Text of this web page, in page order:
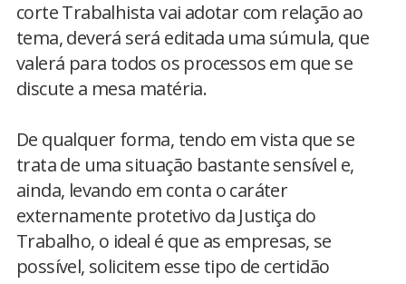
corte Trabalhista vai adotar com relação ao
tema, deverá será editada uma súmula, que
valerá para todos os processos em que se
discute a mesa matéria.
De qualquer forma, tendo em vista que se
trata de uma situação bastante sensível e,
ainda, levando em conta o caráter
externamente protetivo da Justiça do
Trabalho, o ideal é que as empresas, se
possível, solicitem esse tipo de certidão